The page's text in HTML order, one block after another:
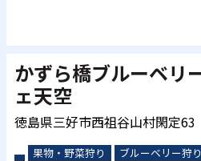
かずら橋ブルーベリ
ェ天空
徳島県三好市西祖谷山村閑定63
果物・野菜狩り ブルーベリー狩り